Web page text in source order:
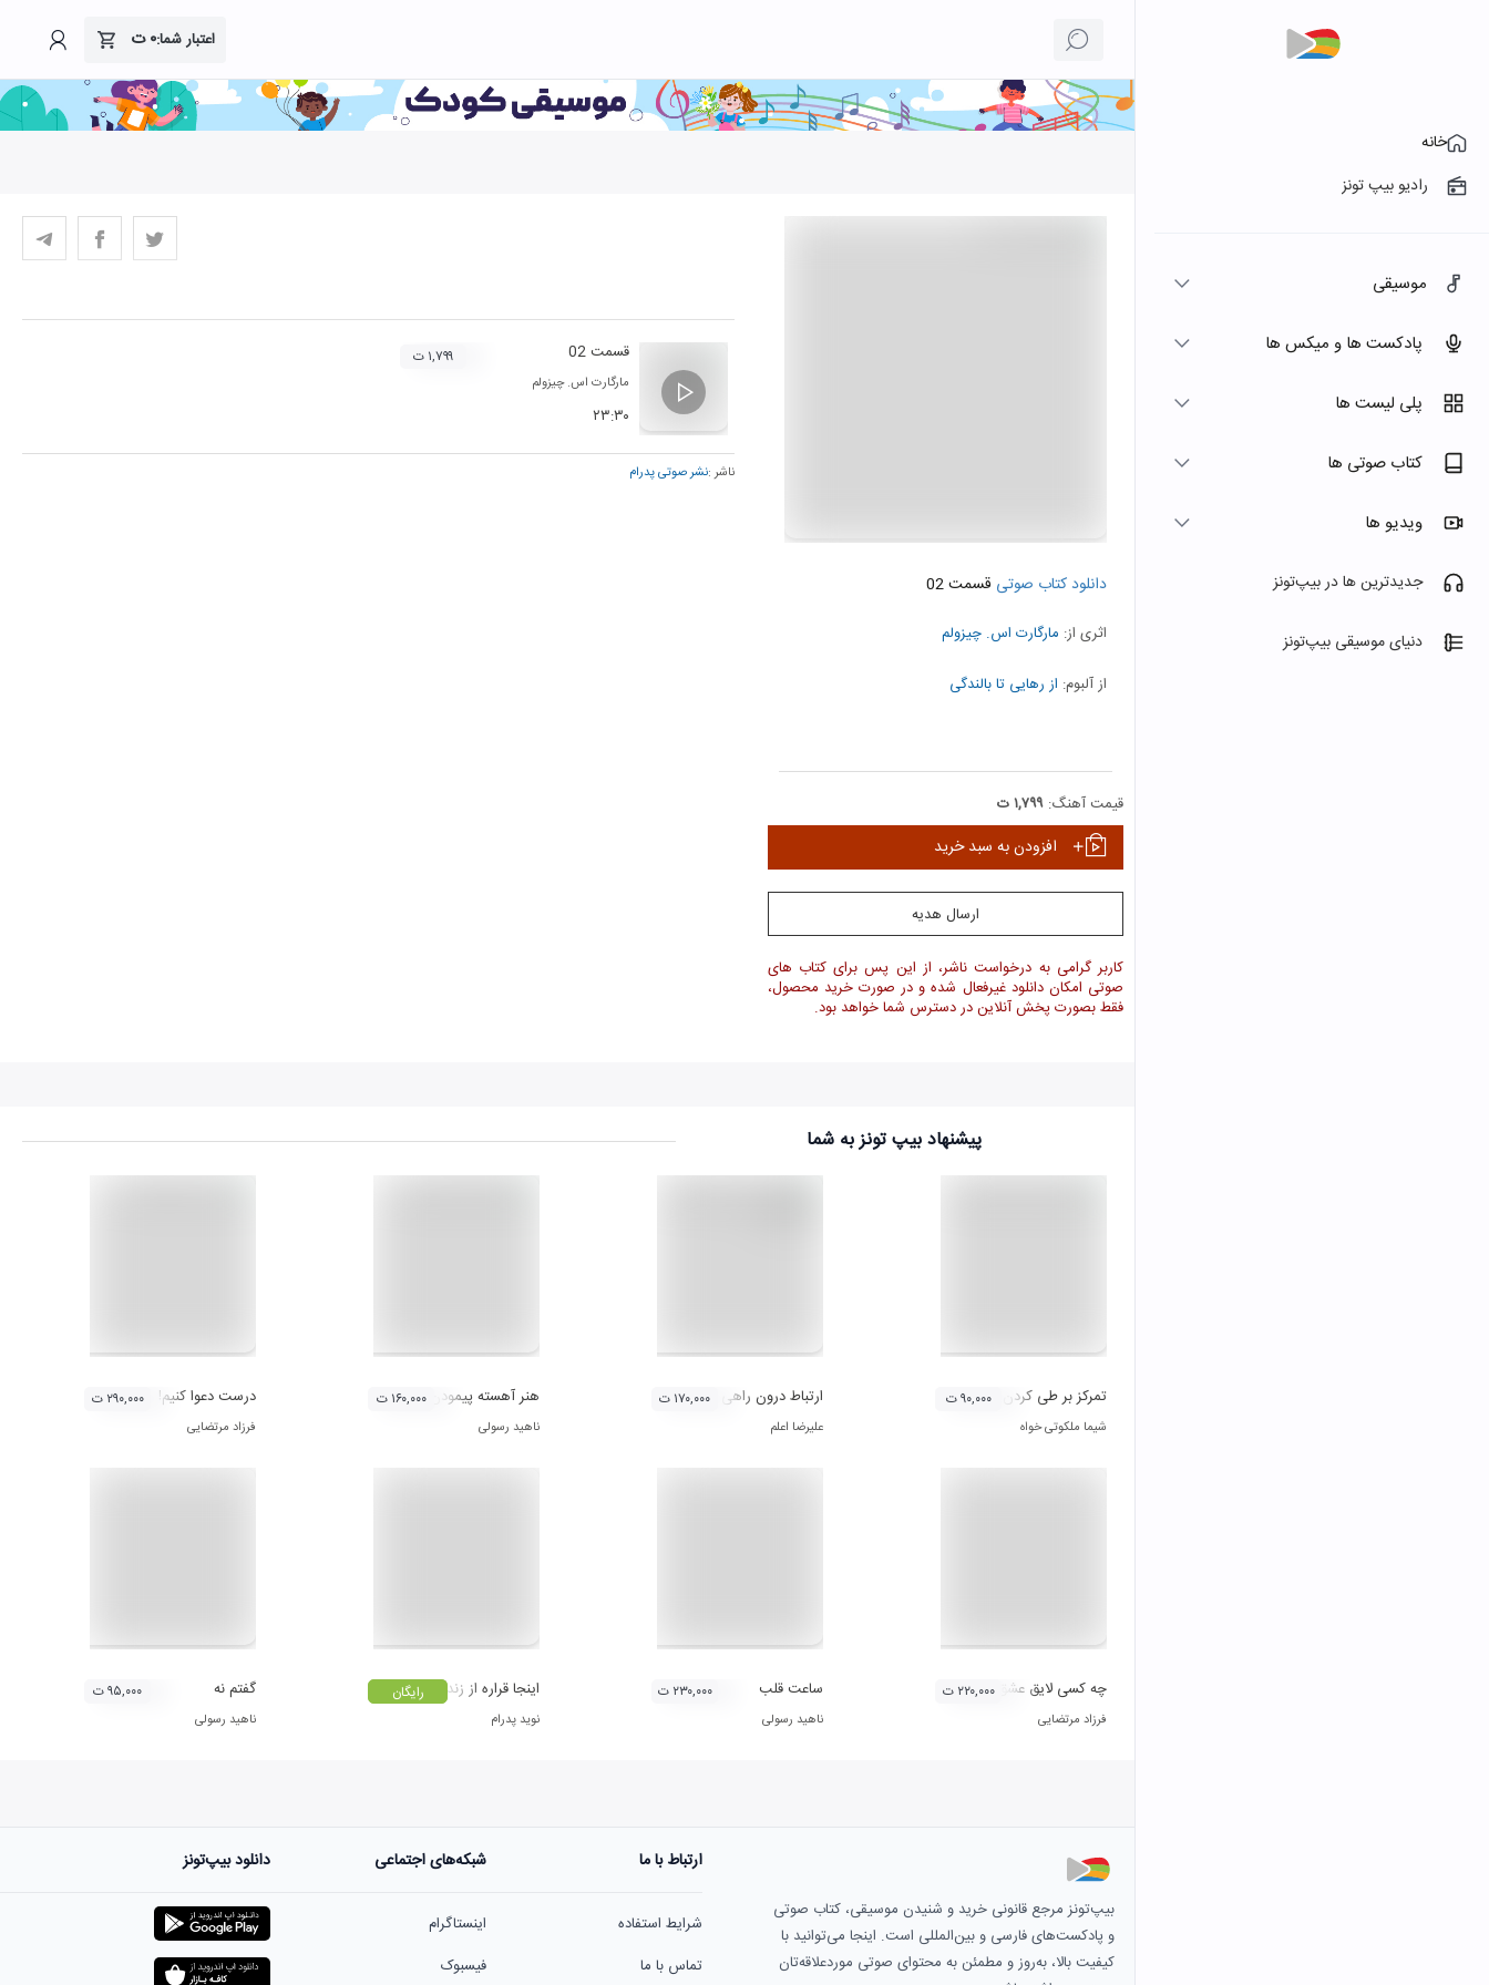
اعتبار شما:۰ت
خانه
رادیو بیپ تونز
موسیقی
پادکست ها و میکس ها
پلی لیست ها
کتاب صوتی ها
ویدیو ها
جدیدترین ها در بیپ‌تونز
دنیای موسیقی بیپ‌تونز
دانلود کتاب صوتی قسمت 02
اثری از: مارگارت اس. چیزولم
از آلبوم: از رهایی تا بالندگی
قیمت آهنگ: ۱,۷۹۹ ت
افزودن به سبد خرید
ارسال هدیه
کاربر گرامی به درخواست ناشر، از این پس برای کتاب های
صوتی امکان دانلود غیرفعال شده و در صورت خرید محصول،
فقط بصورت پخش آنلاین در دسترس شما خواهد بود.
قسمت 02
مارگارت اس. چیزولم
۲۳:۳۰
۱,۷۹۹ ت
ناشر :نشر صوتی پدرام
پیشنهاد بیپ تونز به شما
تمرکز بر طی کردن روند
شیما ملکوتی خواه
۹۰,۰۰۰ ت ارتباط درون راهی برای زندگی بهتر
علیرضا اعلم
۱۷۰,۰۰۰ ت هنر آهسته پیمودن
ناهید رسولی
۱۶۰,۰۰۰ ت درست دعوا کنیم!
فرزاد مرتضایی
۲۹۰,۰۰۰ ت
چه کسی لایق عشق شماست؟
فرزاد مرتضایی
۲۲۰,۰۰۰ ت ساعت قلب
ناهید رسولی
۲۳۰,۰۰۰ ت اینجا قراره از زندگی صحبت کنیم
نوید پدرام
رایگان گفتم نه
ناهید رسولی
۹۵,۰۰۰ ت
بیپ‌تونز مرجع قانونی خرید و شنیدن موسیقی، کتاب صوتی
و پادکست‌های فارسی و بین‌المللی است. اینجا می‌توانید با
کیفیت بالا، به‌روز و مطمئن به محتوای صوتی موردعلاقه‌تان
ارتباط با ما
شرایط استفاده
تماس با ما
شبکه‌های اجتماعی
اینستاگرام
فیسبوک
دانلود بیپ‌تونز